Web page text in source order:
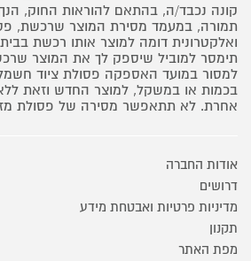
קונה נכבד/ה, בהתאם להוראות החוק,
תמורה, במעמד מסירת המוצר שרכשת,
ואלקטרונית דומה למוצר אותו רכשת
תימסר למוביל שיספק לך את המוצר
למסור במועד האספקה פסולת ציוד
בכמות או במשקל, למוצר החדש וזאת
אחרת. לא תתאפשר מסירה של פסולת
אודות החברה
דרושים
מדיניות פרטיות ואבטחת מידע
תקנון
מפת האתר